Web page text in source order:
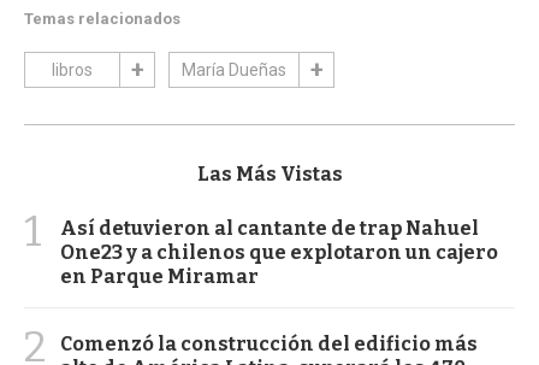
Temas relacionados
libros María Dueñas
Las Más Vistas
1
Así detuvieron al cantante de trap Nahuel
One23 y a chilenos que explotaron un cajero
en Parque Miramar
2
Comenzó la construcción del edificio más